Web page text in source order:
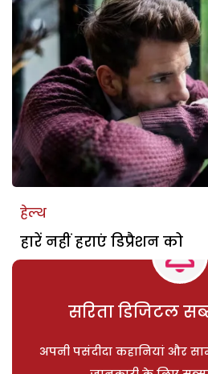
हेल्थ
हारें नहीं हराएं डिप्रैशन को
सरिता डिजिटल
अपनी पसंदीदा कहानियां और